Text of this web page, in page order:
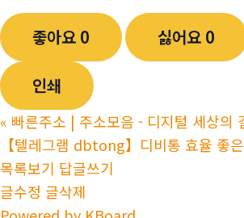
좋아요 0 싫어요 0
인쇄
« 빠른주소 | 주소모음 - 디지털 세상의
【텔레그램 dbtong】디비통 효율 좋
목록보기 답글쓰기
글수정 글삭제